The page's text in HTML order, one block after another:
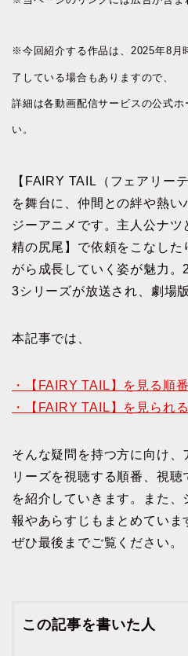
※今回紹介する作品は、2025年8月
了している場合もありますので、
詳細は各動画配信サービスの公式
い。
【FAIRY TAIL（フェアリー
を舞台に、仲間との絆や熱い
ジーアニメです。主人公ナ
精の尻尾】で依頼をこなした
がら成長していく姿が魅力
3シリーズが放送され、劇場
本記事では、
・【FAIRY TAIL】を見る順
・【FAIRY TAIL】を見られ
そんな疑問を持つ方に向け
リーズを視聴する順番、視聴
を紹介していきます。また
報やあらすじもまとめていま
ぜひ最後までご覧ください。
この記事を書いた人